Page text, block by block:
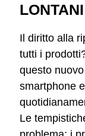
Il diritto alla
tutti i
questo
smartphone
Le